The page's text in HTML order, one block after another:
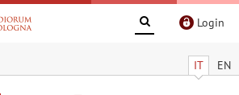
Login
IT EN